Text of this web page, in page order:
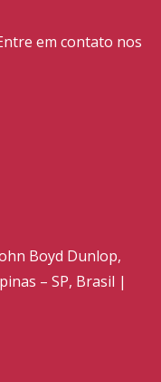
em contato nos
Boyd Dunlop,
– SP, Brasil |